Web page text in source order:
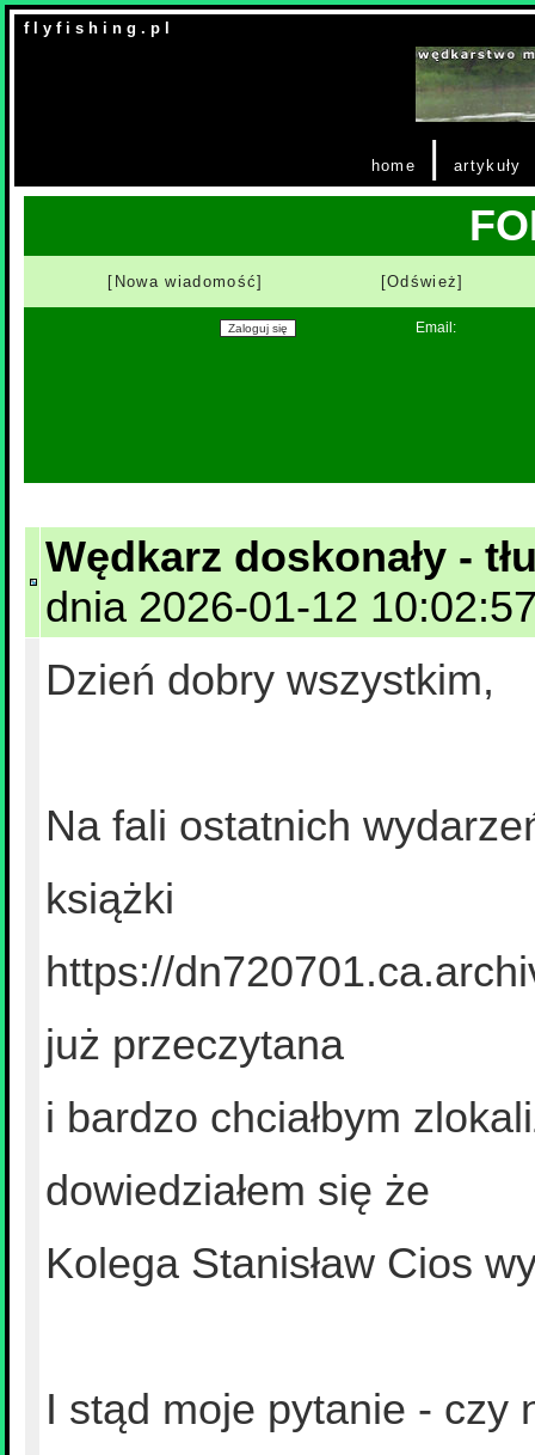
f l y f i s h i n g . p l
home |artykuły
[Nowa wiadomość] [Odśwież]
Email:
Wędkarz doskonały -
dnia 2026-01-12
Dzień dobry wszystkim,
Na fali ostatnich
książki
https://
już przeczytana
i bardzo chciałbym
dowiedziałem się że
Kolega Stanisław Cios
I stąd moje pytanie - czy